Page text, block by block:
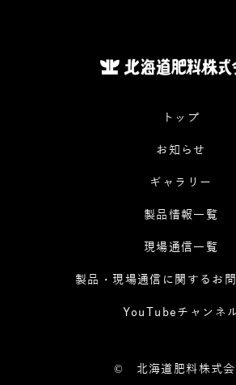
トップ
お知らせ
ギャラリー
製品情報一覧
現場通信一覧
製品・現場通信に関するお
YouTubeチャンネ
© 北海道肥料株式